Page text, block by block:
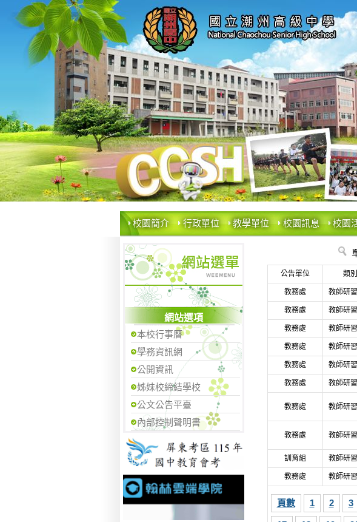
校園簡介 行政單位 教學單位 校園訊息 校園
網站選項
本校行事曆
學務資訊網
公開資訊
姊妹校締結學校
公文公告平臺
內部控制聲明書
公告單位 類別
教務處 教師研
教務處 教師研
教務處 教師研
教務處 教師研
教務處 教師研
教務處 教師研
教務處 教師研
教務處 教師研
訓育組 教師研
教務處 教師研
頁數 1 2 3